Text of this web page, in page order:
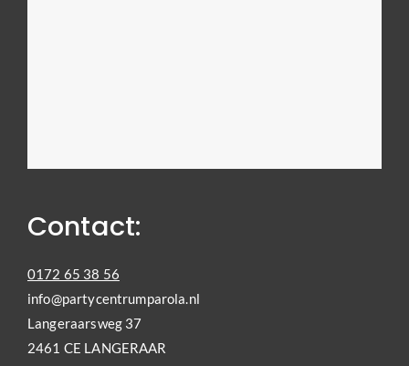
Contact:
0172 65 38 56
info@partycentrumparola.nl
Langeraarsweg 37
2461 CE LANGERAAR